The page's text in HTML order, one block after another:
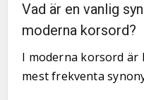
Vad är en vanlig
moderna korsord?
I moderna korsord är
mest frekventa